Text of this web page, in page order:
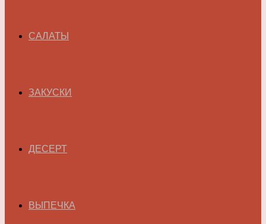
САЛАТЫ
ЗАКУСКИ
ДЕСЕРТ
ВЫПЕЧКА